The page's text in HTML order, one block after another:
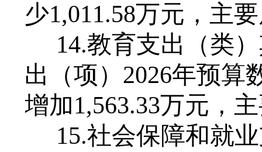
少1,011.58万元，主
14.教育支出（类
出（项）2026年预算
增加1,563.33万元，
15.社会保障和就